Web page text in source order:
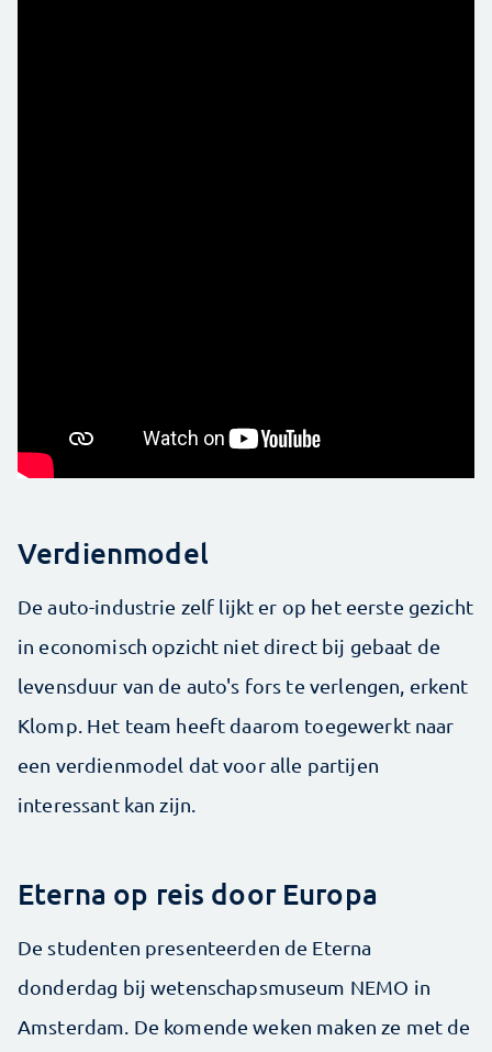
Verdienmodel
De auto-industrie zelf lijkt er op het eerste gezicht
in economisch opzicht niet direct bij gebaat de
levensduur van de auto's fors te verlengen, erkent
Klomp. Het team heeft daarom toegewerkt naar
een verdienmodel dat voor alle partijen
interessant kan zijn.
Eterna op reis door Europa
De studenten presenteerden de Eterna
donderdag bij wetenschapsmuseum NEMO in
Amsterdam. De komende weken maken ze met de